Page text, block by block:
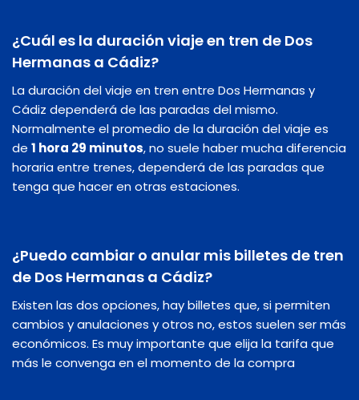
¿Cuál es la duración viaje en tren de Dos
Hermanas a Cádiz?
La duración del viaje en tren entre Dos Hermanas y
Cádiz dependerá de las paradas del mismo.
Normalmente el promedio de la duración del viaje es
de 1 hora 29 minutos, no suele haber mucha diferencia
horaria entre trenes, dependerá de las paradas que
tenga que hacer en otras estaciones.
¿Puedo cambiar o anular mis billetes de tren
de Dos Hermanas a Cádiz?
Existen las dos opciones, hay billetes que, si permiten
cambios y anulaciones y otros no, estos suelen ser más
económicos. Es muy importante que elija la tarifa que
más le convenga en el momento de la compra